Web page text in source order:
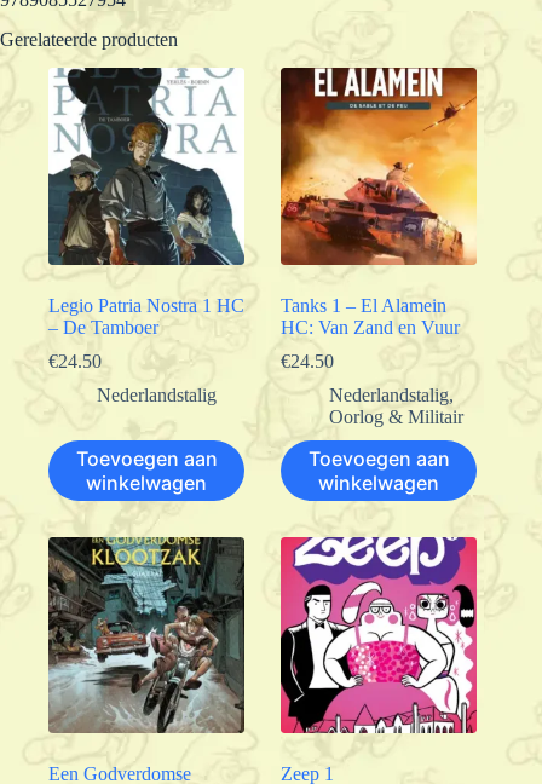
Gerelateerde producten
Legio Patria Nostra 1 HC
– De Tamboer
€24.50
Nederlandstalig
Toevoegen aan
winkelwagen
Tanks 1 – El Alamein
HC: Van Zand en Vuur
€24.50
Nederlandstalig,
Oorlog & Militair
Toevoegen aan
winkelwagen
Een Godverdomse
Zeep 1